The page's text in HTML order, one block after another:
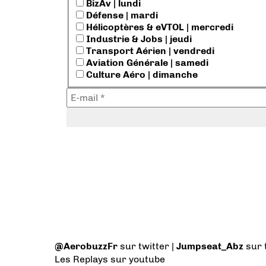
BizAv | lundi
Défense | mardi
Hélicoptères & eVTOL | mercredi
Industrie & Jobs | jeudi
Transport Aérien | vendredi
Aviation Générale | samedi
Culture Aéro | dimanche
@AerobuzzFr sur twitter | Jumpseat_Abz sur
Les Replays sur youtube